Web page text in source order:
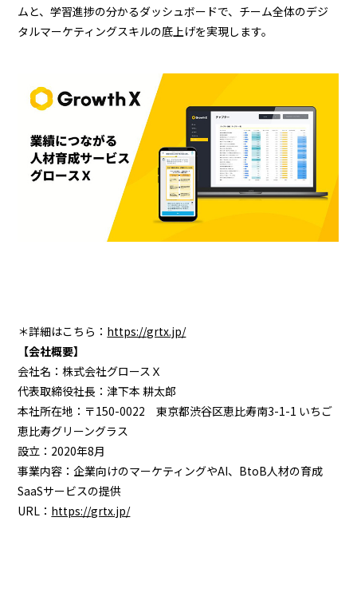
ムと、学習進捗の分かるダッシュボードで、チーム全体のデジ
タルマーケティングスキルの底上げを実現します。
＊詳細はこちら： https://grtx.jp/
【会社概要】
会社名：株式会社グロースＸ
代表取締役社長：津下本 耕太郎
本社所在地：〒150-0022 東京都渋谷区恵比寿南3-1-1 いちご
恵比寿グリーングラス
設立：2020年8月
事業内容：企業向けのマーケティングやAI、BtoB人材の育成
SaaSサービスの提供
URL： https://grtx.jp/